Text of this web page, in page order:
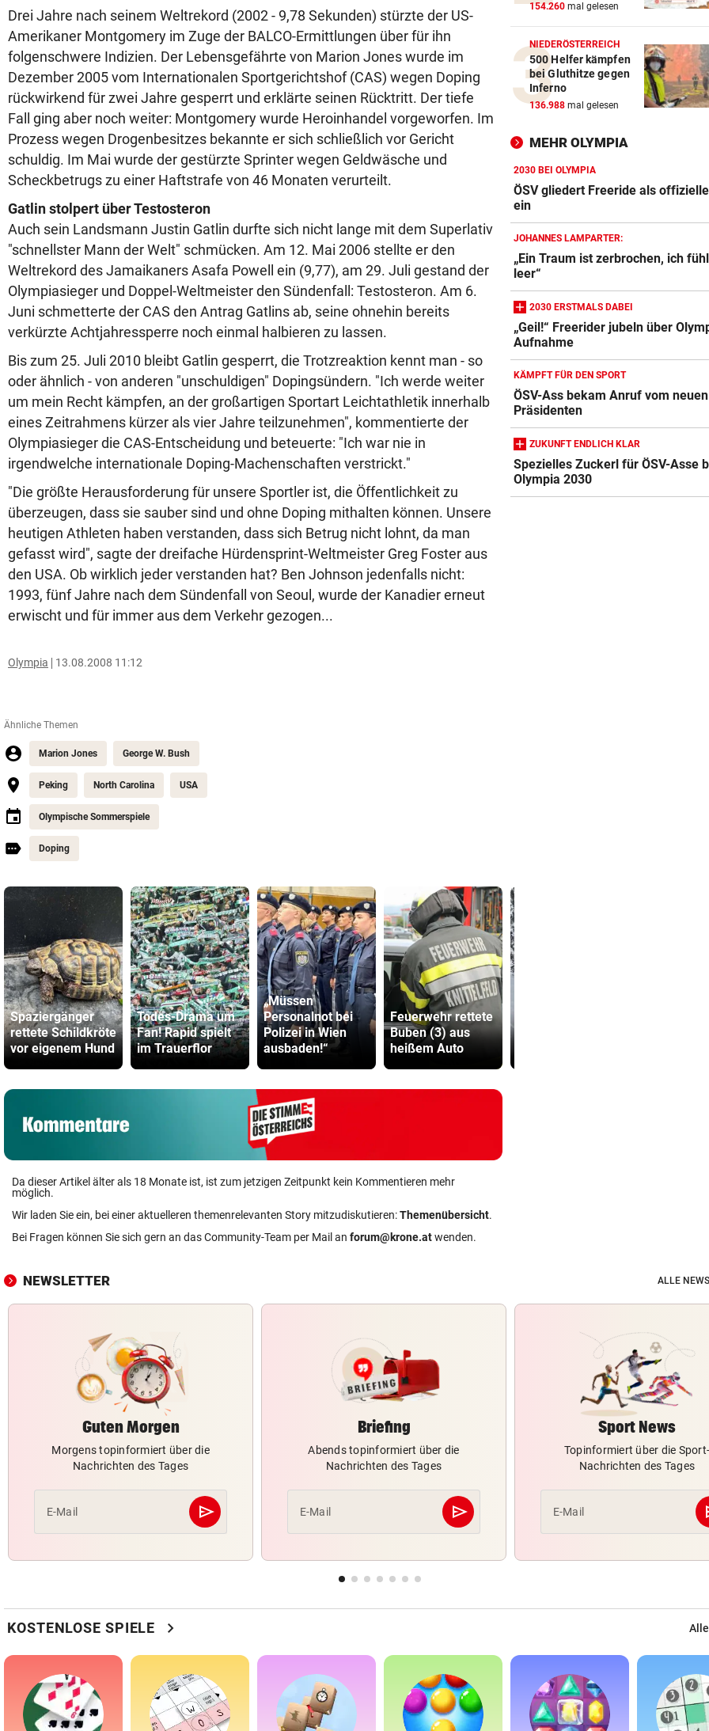
Drei Jahre nach seinem Weltrekord (2002 - 9,78 Sekunden) stürzte der US-
Amerikaner Montgomery im Zuge der BALCO-Ermittlungen über für ihn
folgenschwere Indizien. Der Lebensgefährte von Marion Jones wurde im
Dezember 2005 vom Internationalen Sportgerichtshof (CAS) wegen Doping
rückwirkend für zwei Jahre gesperrt und erklärte seinen Rücktritt. Der tiefe
Fall ging aber noch weiter: Montgomery wurde Heroinhandel vorgeworfen. Im
Prozess wegen Drogenbesitzes bekannte er sich schließlich vor Gericht
schuldig. Im Mai wurde der gestürzte Sprinter wegen Geldwäsche und
Scheckbetrugs zu einer Haftstrafe von 46 Monaten verurteilt.
Gatlin stolpert über Testosteron
Auch sein Landsmann Justin Gatlin durfte sich nicht lange mit dem Superlativ
"schnellster Mann der Welt" schmücken. Am 12. Mai 2006 stellte er den
Weltrekord des Jamaikaners Asafa Powell ein (9,77), am 29. Juli gestand der
Olympiasieger und Doppel-Weltmeister den Sündenfall: Testosteron. Am 6.
Juni schmetterte der CAS den Antrag Gatlins ab, seine ohnehin bereits
verkürzte Achtjahressperre noch einmal halbieren zu lassen.
Bis zum 25. Juli 2010 bleibt Gatlin gesperrt, die Trotzreaktion kennt man - so
oder ähnlich - von anderen "unschuldigen" Dopingsündern. "Ich werde weiter
um mein Recht kämpfen, an der großartigen Sportart Leichtathletik innerhalb
eines Zeitrahmens kürzer als vier Jahre teilzunehmen", kommentierte der
Olympiasieger die CAS-Entscheidung und beteuerte: "Ich war nie in
irgendwelche internationale Doping-Machenschaften verstrickt."
"Die größte Herausforderung für unsere Sportler ist, die Öffentlichkeit zu
überzeugen, dass sie sauber sind und ohne Doping mithalten können. Unsere
heutigen Athleten haben verstanden, dass sich Betrug nicht lohnt, da man
gefasst wird", sagte der dreifache Hürdensprint-Weltmeister Greg Foster aus
den USA. Ob wirklich jeder verstanden hat? Ben Johnson jedenfalls nicht:
1993, fünf Jahre nach dem Sündenfall von Seoul, wurde der Kanadier erneut
erwischt und für immer aus dem Verkehr gezogen...
Olympia 13.08.2008 11:12
Ähnliche Themen
Marion Jones George W. Bush
Peking North Carolina USA
Olympische Sommerspiele
Doping
Spaziergänger
rettete Schildkröte
vor eigenem Hund
Todes-Drama um
Fan! Rapid spielt
im Trauerflor
„Müssen
Personalnot bei
Polizei in Wien
ausbaden!“
Feuerwehr rettete
Buben (3) aus
heißem Auto
Da dieser Artikel älter als 18 Monate ist, ist zum jetzigen Zeitpunkt kein Kommentieren mehr
möglich.
Wir laden Sie ein, bei einer aktuelleren themenrelevanten Story mitzudiskutieren:Themenübersicht.
Bei Fragen können Sie sich gern an das Community-Team per Mail an forum@krone.atwenden.
154.260 mal gelesen
NIEDERÖSTERREICH
500 Helfer kämpfen
bei Gluthitze gegen
Inferno
136.988 mal gelesen
MEHR OLYMPIA
2030 BEI OLYMPIA
ÖSV gliedert Freeride als
ein
JOHANNES LAMPARTER:
„Ein Traum ist zerbrochen, ich
leer“
2030 ERSTMALS DABEI
„Geil!“ Freerider jubeln über
Aufnahme
KÄMPFT FÜR DEN SPORT
ÖSV-Ass bekam Anruf vom
Präsidenten
ZUKUNFT ENDLICH KLAR
Spezielles Zuckerl für ÖSV-Asse
Olympia 2030
NEWSLETTER ALLE
Guten Morgen
Morgens topinformiert über die
Nachrichten des Tages
E-Mail send
Abschicken
Briefing
Abends topinformiert über die
Nachrichten des Tages
E-Mail send
Abschicken
Sport News
Topinformiert über die Sport-
Nachrichten des Tages
E-Mail
KOSTENLOSE SPIELE chevron_right